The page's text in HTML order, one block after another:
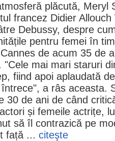
plăcută, Meryl
francez Didier
Debussy, despre
pentru femei în
de acum 35 de
"Cele mai mari staruri
fiind apoi aplaudată
întrece", a râs aceasta.
30 de ani de când
și femeile actrițe,
să îl contrazică pe
față ... citeşte